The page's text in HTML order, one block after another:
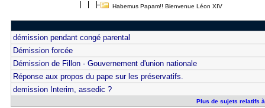
Habemus Papam!! Bienvenue Léon XIV
démission pendant congé parental
Démission forcée
Démission de Fillon - Gouvernement d'union nationale
Réponse aux propos du pape sur les préservatifs.
demission Interim, assedic ?
Plus de sujets relatifs